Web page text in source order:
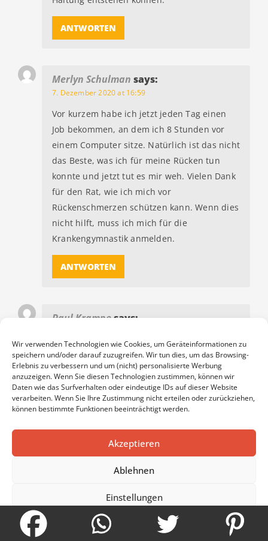
Wir verwenden Technologien wie Cookies, um Geräteinformationen zu
speichern und/oder darauf zuzugreifen. Wir tun dies, um das Browsing-
Erlebnis zu verbessern und um (nicht) personalisierte Werbung
anzuzeigen. Wenn Sie diesen Technologien zustimmen, können wir
Daten wie das Surfverhalten oder eindeutige IDs auf dieser Website
verarbeiten. Wenn Sie Ihre Zustimmung nicht erteilen oder zurückziehen,
können bestimmte Funktionen beeinträchtigt werden.
Akzeptieren
Ablehnen
Einstellungen
Cookie-RichtlinieDatenschutzerklärung
ANTWORTEN
Merlyn Schulman says:
7. Dezember 2020 at 16:59
Vor kurzem habe ich jetzt jeden Tag einen
Job bekommen, an dem ich 8 Stunden vor
einem Computer sitze. Natürlich ist das nicht
das Beste, was ich für meine Rücken tun
konnte und jetzt tut es mir weh. Vielen Dank
für den Rat, wie ich mich vor
Rückenschmerzen schützen kann. Wenn dies
nicht hilft, muss ich mich für die
Krankengymnastik anmelden.
ANTWORTEN
Paul Krampesays:
Ich hatte nach einem Unfall meinen Rücken
viel geschont und nun muss ich mich um
den Wiederaufbau der Muskulatur
kümmern. Ich leider sehr unter den
Rückenschmerzen und bin dankbar für
jeden Tipp. Mir war nicht bewusst, dass sich
die Schmerzen noch verstärken, wenn ich
vermehrte Bewegung da nun sehr zu Herzen
nehmen. So kann ich gleichzeitig auch die
Muskulatur und meine Kondition trainieren.
ANTWORTEN